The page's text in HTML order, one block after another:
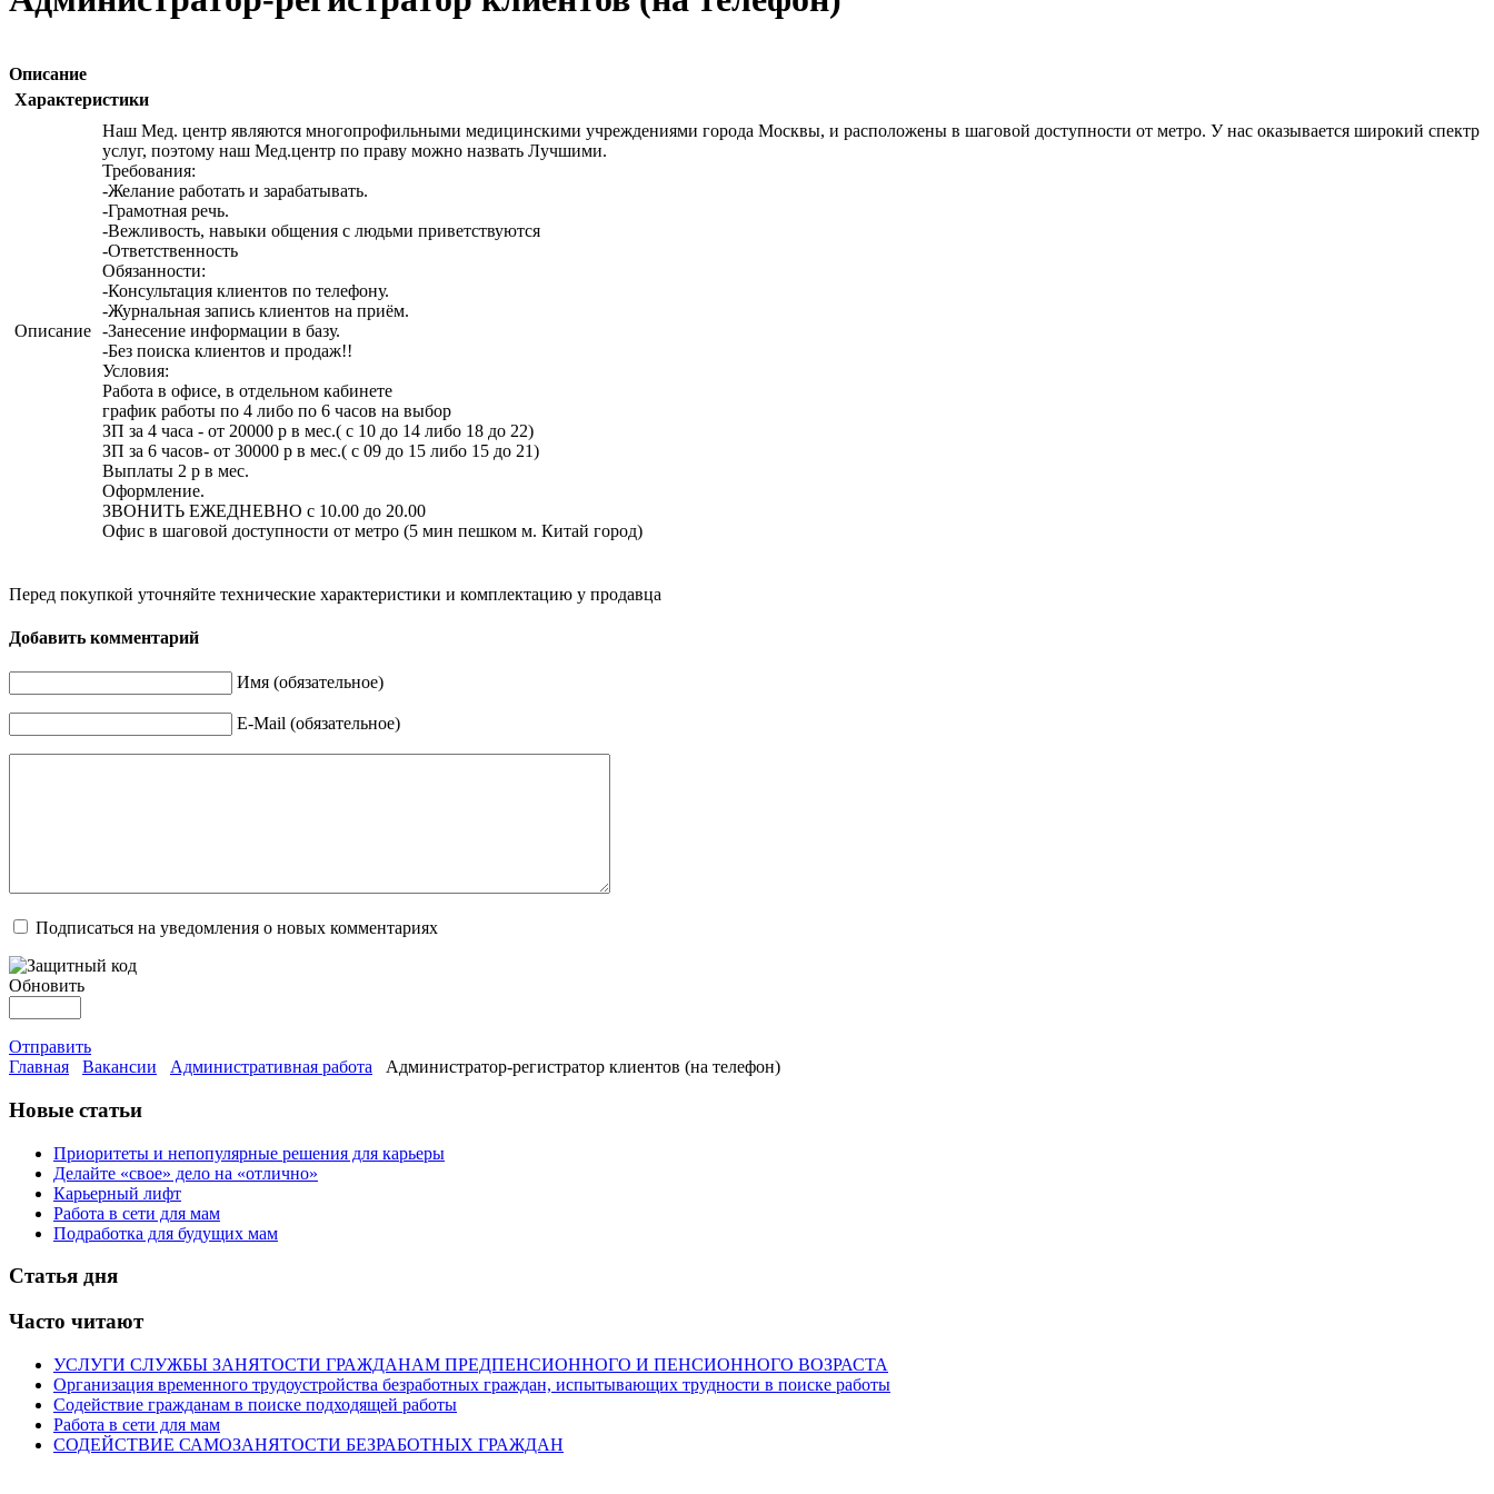
Описание
Характеристики
Описание
Наш Мед. центр являются многопрофильными медицинскими учреждениями города Москвы, и расположены в шаговой доступности от метро. У нас оказывается широкий спектр
услуг, поэтому наш Мед.центр по праву можно назвать Лучшими.
Требования:
-Желание работать и зарабатывать.
-Грамотная речь.
-Вежливость, навыки общения с людьми приветствуются
-Ответственность
Обязанности:
-Консультация клиентов по телефону.
-Журнальная запись клиентов на приём.
-Занесение информации в базу.
-Без поиска клиентов и продаж!!
Условия:
Работа в офисе, в отдельном кабинете
график работы по 4 либо по 6 часов на выбор
ЗП за 4 часа - от 20000 р в мес.( с 10 до 14 либо 18 до 22)
ЗП за 6 часов- от 30000 р в мес.( с 09 до 15 либо 15 до 21)
Выплаты 2 р в мес.
Оформление.
ЗВОНИТЬ ЕЖЕДНЕВНО с 10.00 до 20.00
Офис в шаговой доступности от метро (5 мин пешком м. Китай город)
Перед покупкой уточняйте технические характеристики и комплектацию у продавца
Добавить комментарий
Имя (обязательное)
E-Mail (обязательное)
Подписаться на уведомления о новых комментариях
Обновить
Отправить
Главная
Вакансии Административная работа Администратор-регистратор клиентов (на телефон)
Новые статьи
Приоритеты и непопулярные решения для карьеры
Делайте «свое» дело на «отлично»
Карьерный лифт
Работа в сети для мам
Подработка для будущих мам
Статья дня
Часто читают
УСЛУГИ СЛУЖБЫ ЗАНЯТОСТИ ГРАЖДАНАМ ПРЕДПЕНСИОННОГО И ПЕНСИОННОГО ВОЗРАСТА
Организация временного трудоустройства безработных граждан, испытывающих трудности в поиске работы
Содействие гражданам в поиске подходящей работы
Работа в сети для мам
СОДЕЙСТВИЕ САМОЗАНЯТОСТИ БЕЗРАБОТНЫХ ГРАЖДАН